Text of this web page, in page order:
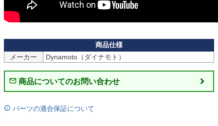
メーカー Dynamoto（ダイナモト）
商品についてのお問い合わせ
パーツの適合保証について